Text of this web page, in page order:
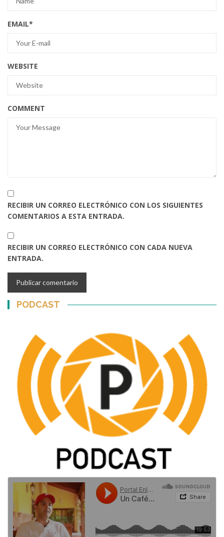
EMAIL*
WEBSITE
COMMENT
RECIBIR UN CORREO ELECTRÓNICO CON LOS SIGUIENTES
COMENTARIOS A ESTA ENTRADA.
RECIBIR UN CORREO ELECTRÓNICO CON CADA NUEVA
ENTRADA.
PODCAST